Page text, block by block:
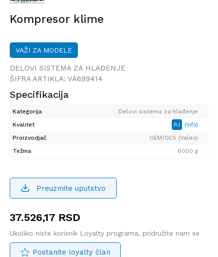
Kompresor klime
VAŽI ZA MODELE
DELOVI SISTEMA ZA HLAĐENJE
ŠIFRA ARTIKLA: VA699414
Specifikacija
Kategorija
Delovi sistema za hlađenje
Kvalitet
PJ (Info)
Proizvodjač
OEM/OES (Valeo)
Težina
6000 g
Preuzmite uputstvo
37.526,17 RSD
Ukoliko niste korisnik Loyalty programa, pridružite nam se
Postanite loyalty član